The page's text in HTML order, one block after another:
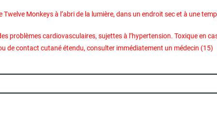
Monkeys à l’abri de la lumière, dans un endroit sec et à une
problèmes cardiovasculaires, sujettes à l’hypertension. Toxique en
de contact cutané étendu, consulter immédiatement un médecin (15)